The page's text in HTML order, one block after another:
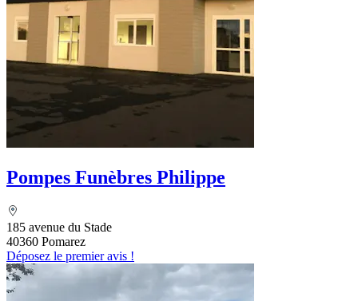
Pompes Funèbres Philippe
185 avenue du Stade
40360 Pomarez
Déposez le premier avis !